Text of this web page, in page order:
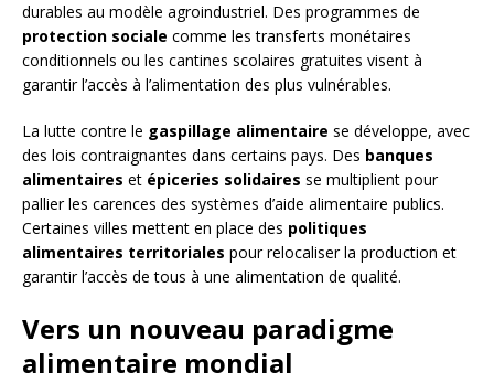
durables au modèle agroindustriel. Des programmes de
protection sociale comme les transferts monétaires
conditionnels ou les cantines scolaires gratuites visent à
garantir l’accès à l’alimentation des plus vulnérables.
La lutte contre le gaspillage alimentaire se développe, avec
des lois contraignantes dans certains pays. Des banques
alimentaires et épiceries solidaires se multiplient pour
pallier les carences des systèmes d’aide alimentaire publics.
Certaines villes mettent en place des politiques
alimentaires territoriales pour relocaliser la production et
garantir l’accès de tous à une alimentation de qualité.
Vers un nouveau paradigme
alimentaire mondial